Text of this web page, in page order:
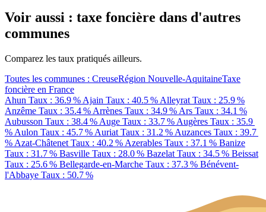
Voir aussi : taxe foncière dans d'autres
communes
Comparez les taux pratiqués ailleurs.
Toutes les communes : CreuseRégion Nouvelle-AquitaineTaxe
foncière en France
Ahun Taux : 36.9 % Ajain Taux : 40.5 % Alleyrat Taux : 25.9 %
Anzême Taux : 35.4 % Arrènes Taux : 34.9 % Ars Taux : 34.1 %
Aubusson Taux : 38.4 % Auge Taux : 33.7 % Augères Taux : 35.9
% Aulon Taux : 45.7 % Auriat Taux : 31.2 % Auzances Taux : 39.7
% Azat-Châtenet Taux : 40.2 % Azerables Taux : 37.1 % Banize
Taux : 31.7 % Basville Taux : 28.0 % Bazelat Taux : 34.5 % Beissat
Taux : 25.6 % Bellegarde-en-Marche Taux : 37.3 % Bénévent-
l'Abbaye Taux : 50.7 %